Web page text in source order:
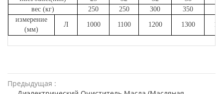
вес (кг)
250 250 300 350
измерение
(мм)
Л 1000 1100 1200 1300
Предыдущая :